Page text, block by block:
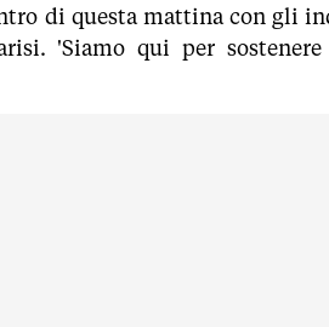
di questa mattina con gli
'Siamo qui per